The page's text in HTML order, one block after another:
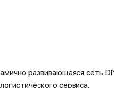
развивающаяся сеть
сервиса.